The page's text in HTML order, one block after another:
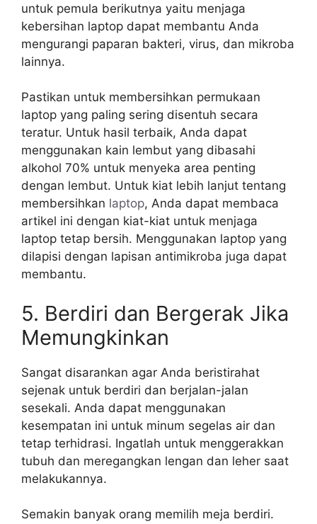
untuk pemula berikutnya yaitu menjaga
kebersihan laptop dapat membantu Anda
mengurangi paparan bakteri, virus, dan mikroba
lainnya.
Pastikan untuk membersihkan permukaan
laptop yang paling sering disentuh secara
teratur. Untuk hasil terbaik, Anda dapat
menggunakan kain lembut yang dibasahi
alkohol 70% untuk menyeka area penting
dengan lembut. Untuk kiat lebih lanjut tentang
membersihkan laptop, Anda dapat membaca
artikel ini dengan kiat-kiat untuk menjaga
laptop tetap bersih. Menggunakan laptop yang
dilapisi dengan lapisan antimikroba juga dapat
membantu.
5. Berdiri dan Bergerak Jika
Memungkinkan
Sangat disarankan agar Anda beristirahat
sejenak untuk berdiri dan berjalan-jalan
sesekali. Anda dapat menggunakan
kesempatan ini untuk minum segelas air dan
tetap terhidrasi. Ingatlah untuk menggerakkan
tubuh dan meregangkan lengan dan leher saat
melakukannya.
Semakin banyak orang memilih meja berdiri.